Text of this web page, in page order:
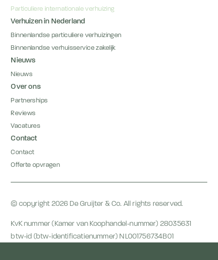
Particuliere internationale verhuizing
Verhuizen in Nederland
Binnenlandse particuliere verhuizingen
Binnenlandse verhuisservice zakelijk
Nieuws
Nieuws
Over ons
Partnerships
Reviews
Vacatures
Contact
Contact
Offerte opvragen
© copyright 2026 De Gruijter & Co. All rights reserved.
KvK nummer (Kamer van Koophandel-nummer) 28035631
btw-id (btw-identificatienummer) NL001756734B01